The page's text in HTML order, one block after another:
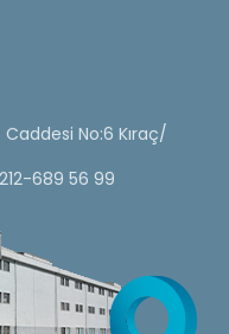
No:6 Kıraç/
689 56 99